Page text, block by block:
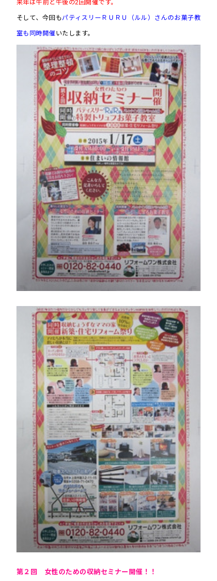
来年は午前と午後の2回開催です。
そして、今回も パティスリーＲＵＲＵ（ルル）さんのお菓子教
室も同時開催いたします。
第２回 女性のための収納セミナー開催！！